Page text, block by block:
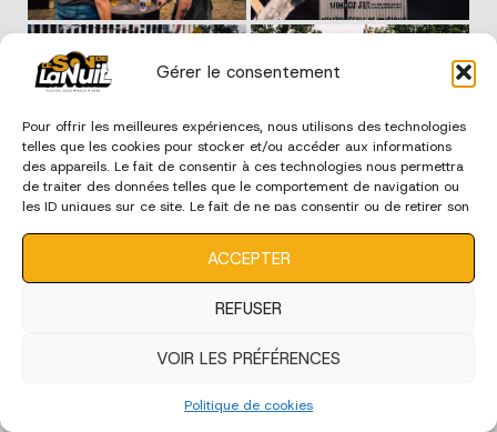
Gérer le consentement
Pour offrir les meilleures expériences, nous utilisons des technologies
telles que les cookies pour stocker et/ou accéder aux informations
des appareils. Le fait de consentir à ces technologies nous permettra
de traiter des données telles que le comportement de navigation ou
les ID uniques sur ce site. Le fait de ne pas consentir ou de retirer son
ACCEPTER
REFUSER
VOIR LES PRÉFÉRENCES
Politique de cookies